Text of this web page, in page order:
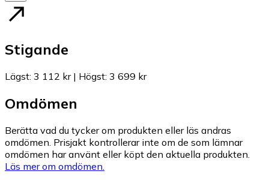
Stigande
Lägst: 3 112 kr| Högst: 3 699 kr
Omdömen
Berätta vad du tycker om produkten eller läs andras
omdömen. Prisjakt kontrollerar inte om de som lämnar
omdömen har använt eller köpt den aktuella produkten.
Läs mer om omdömen.